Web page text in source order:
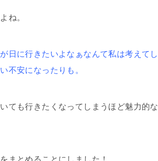
ね。
日に行きたいよなぁなんて私は考えてし
不安になったりも。
ても行きたくなってしまうほど魅力的な
まとめることにしました！